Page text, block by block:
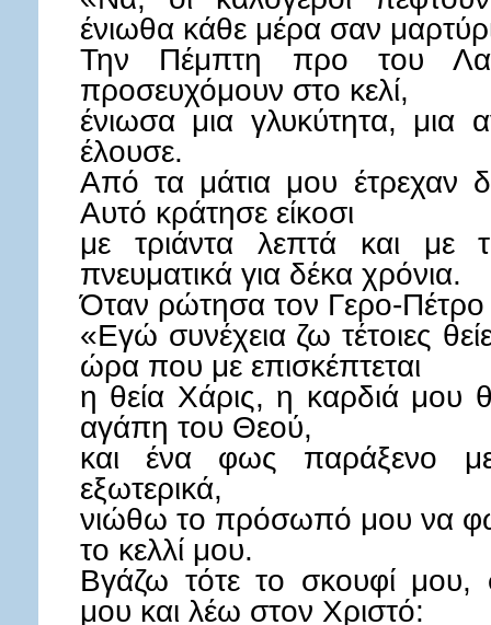
ένιωθα κάθε μέρα σαν
Την Πέμπτη προ του
προσευχόμουν στο κελί,
ένιωσα μια γλυκύτητα, μια
έλουσε.
Από τα μάτια μου έτρεχαν
Αυτό κράτησε είκοσι
με τριάντα λεπτά και με
πνευματικά για δέκα χρόνια.
Όταν ρώτησα τον Γερο-Πέτρο
«Εγώ συνέχεια ζω τέτοιες
ώρα που με επισκέπτεται
η θεία Χάρις, η καρδιά μου
αγάπη του Θεού,
και ένα φως παράξενο με
εξωτερικά,
νιώθω το πρόσωπό μου να
το κελλί μου.
Βγάζω τότε το σκουφί μου,
μου και λέω στον Χριστό: